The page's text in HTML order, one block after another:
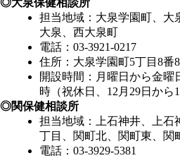
担当地域：大泉学園町、大
大泉、西大泉町
電話：03-3921-0217
住所：大泉学園町5丁目8番
開設時間：月曜日から金曜
時（祝休日、12月29日から1
◎関保健相談所
担当地域：上石神井、上石
丁目、関町北、関町東、関
電話：03-3929-5381